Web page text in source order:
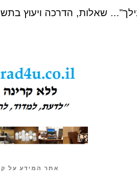
הדרכה ויעוץ בתשלום 0796644330 (א-ה 09:00-
אתר המידע על